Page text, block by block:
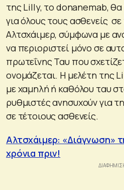
της Lilly, το donanemab, θα
για όλους τους ασθενείς
Αλτσχάιμερ, σύμφωνα με
να περιοριστεί μόνο σε
πρωτεΐνης Ταυ που
ονομάζεται. Η μελέτη της
με χαμηλή ή καθόλου ταυ
ρυθμιστές ανησυχούν για
σε τέτοιους ασθενείς.
Αλτσχάιμερ: «Διάγνωση»
χρόνια πριν!